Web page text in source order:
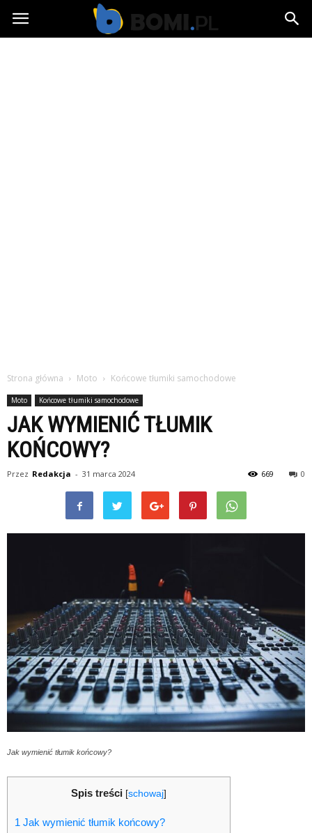
Bomi.pl
Strona główna Moto Końcowe tłumiki samochodowe
Moto Końcowe tłumiki samochodowe
JAK WYMIENIĆ TŁUMIK
KOŃCOWY?
Przez Redakcja - 31 marca 2024 0
669
Jak wymienić tłumik końcowy?
Spis treści [schowaj]
1 Jak wymienić tłumik końcowy?